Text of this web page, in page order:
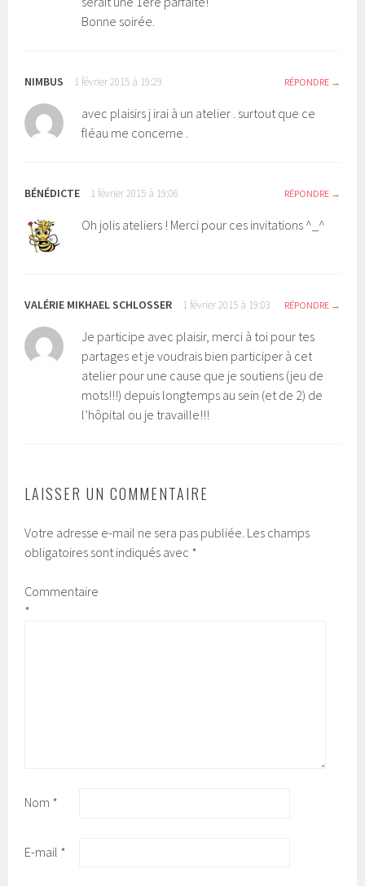
Bonne soirée.
NIMBUS 1 février 2015 à 19:29 RÉPONDRE
avec plaisirs j irai à un atelier . surtout que ce
fléau me concerne .
BÉNÉDICTE 1 février 2015 à 19:06 RÉPONDRE
Oh jolis ateliers ! Merci pour ces invitations ^_^
VALÉRIE MIKHAEL SCHLOSSER 1 février 2015 à 19:03 RÉPONDRE
Je participe avec plaisir, merci à toi pour tes
partages et je voudrais bien participer à cet
atelier pour une cause que je soutiens (jeu de
mots!!!) depuis longtemps au sein (et de 2) de
l’hôpital ou je travaille!!!
LAISSER UN COMMENTAIRE
Votre adresse e-mail ne sera pas publiée. Les champs
obligatoires sont indiqués avec *
Commentaire
*
Nom *
E-mail *